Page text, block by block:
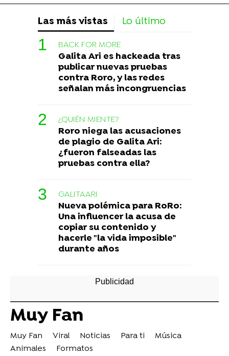
Las más vistas Lo último
BACK FOR MORE
Galita Ari es hackeada tras
publicar nuevas pruebas
contra Roro, y las redes
señalan más incongruencias
¿QUIÉN MIENTE?
Roro niega las acusaciones
de plagio de Galita Ari:
¿fueron falseadas las
pruebas contra ella?
GALITAARI
Nueva polémica para RoRo:
Una influencer la acusa de
copiar su contenido y
hacerle "la vida imposible"
durante años
Muy Fan
Muy Fan Viral Noticias Para ti
Música
Animales
Formatos